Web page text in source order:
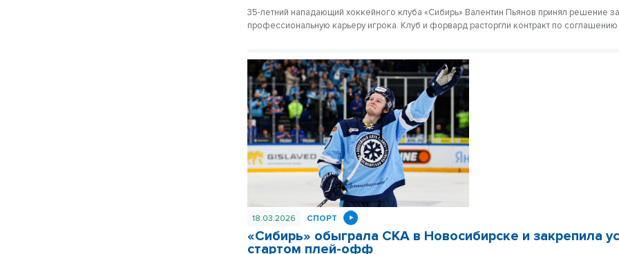
35-летний нападающий хоккейного клуба «Сибирь» Валентин Пьянов принял решение
профессиональную карьеру игрока. Клуб и форвард расторгли контракт по соглашению
18.03.2026 СПОРТ
«Сибирь» обыграла СКА в Новосибирске и закрепила
стартом плей-офф